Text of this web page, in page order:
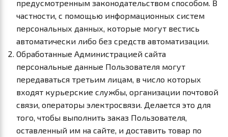
предусмотренным законодательством способом. В
частности, с помощью информационных систем
персональных данных, которые могут вестись
автоматически либо без средств автоматизации.
Обработанные Администрацией сайта
персональные данные Пользователя могут
передаваться третьим лицам, в число которых
входят курьерские службы, организации почтовой
связи, операторы электросвязи. Делается это для
того, чтобы выполнить заказ Пользователя,
оставленный им на сайте, и доставить товар по